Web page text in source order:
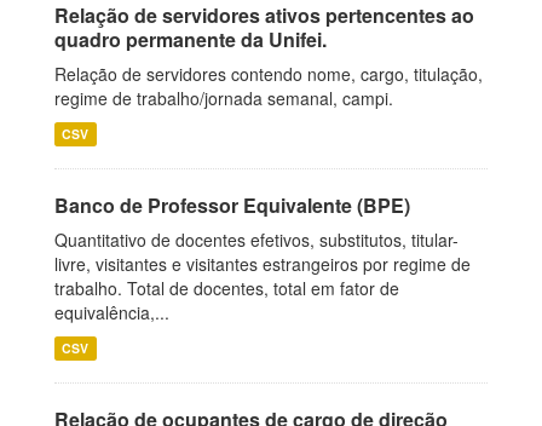
Relação de servidores ativos pertencentes ao
quadro permanente da Unifei.
Relação de servidores contendo nome, cargo, titulação,
regime de trabalho/jornada semanal, campi.
CSV
Banco de Professor Equivalente (BPE)
Quantitativo de docentes efetivos, substitutos, titular-
livre, visitantes e visitantes estrangeiros por regime de
trabalho. Total de docentes, total em fator de
equivalência,...
CSV
Relação de ocupantes de cargo de direção